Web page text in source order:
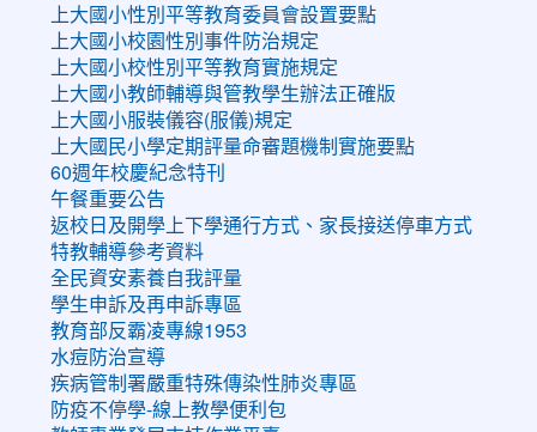
上大國小性別平等教育委員會設置要點
上大國小校園性別事件防治規定
上大國小校性別平等教育實施規定
上大國小教師輔導與管教學生辦法正確版
上大國小服裝儀容(服儀)規定
上大國民小學定期評量命審題機制實施要點
60週年校慶紀念特刊
午餐重要公告
返校日及開學上下學通行方式、家長接送停車方式
特教輔導參考資料
全民資安素養自我評量
學生申訴及再申訴專區
教育部反霸凌專線1953
水痘防治宣導
疾病管制署嚴重特殊傳染性肺炎專區
防疫不停學-線上教學便利包